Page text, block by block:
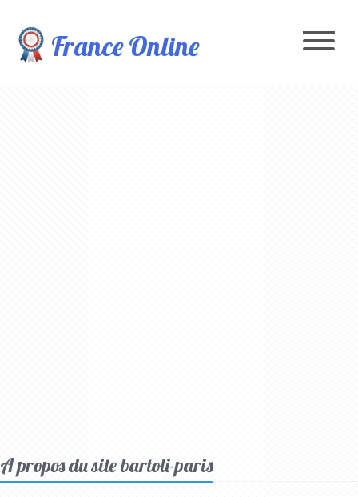
France Online
A propos du site bartoli-paris